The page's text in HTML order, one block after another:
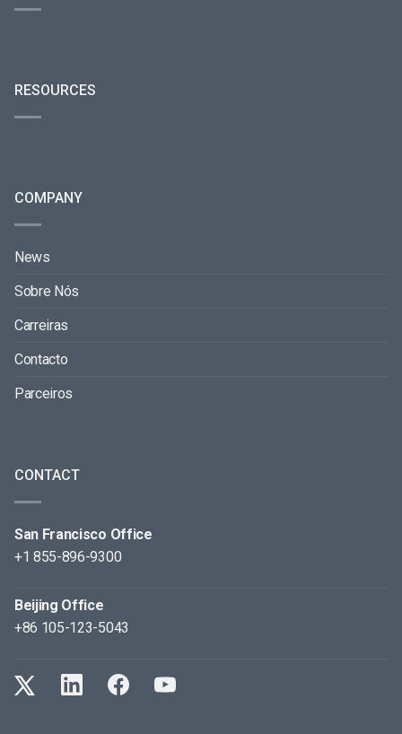
RESOURCES
COMPANY
News
Sobre Nós
Carreiras
Contacto
Parceiros
CONTACT
San Francisco Office
+1 855-896-9300
Beijing Office
+86 105-123-5043